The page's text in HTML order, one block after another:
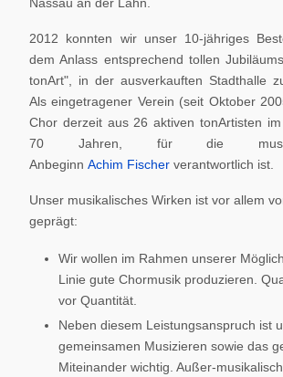
2012 konnten wir unser 10-jähriges
dem Anlass entsprechend tollen
tonArt", in der ausverkauften Stadthalle
Als eingetragener Verein (seit Oktober
Chor derzeit aus 26 aktiven tonArtisten
70 Jahren, für die
Anbeginn Achim Fischer verantwortlich ist.
Unser musikalisches Wirken ist vor allem
geprägt:
Wir wollen im Rahmen unserer
Linie gute Chormusik produzieren.
vor Quantität.
Neben diesem Leistungsanspruch ist
gemeinsamen Musizieren sowie das
Miteinander wichtig. Außer-